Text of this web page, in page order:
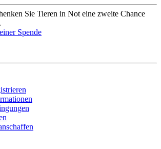
Sie Tieren in Not eine zweite Chance
Spende